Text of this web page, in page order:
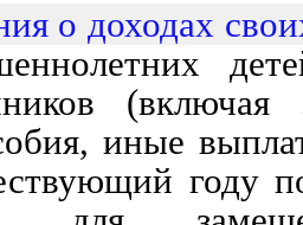
о доходах
(включая
иные
году